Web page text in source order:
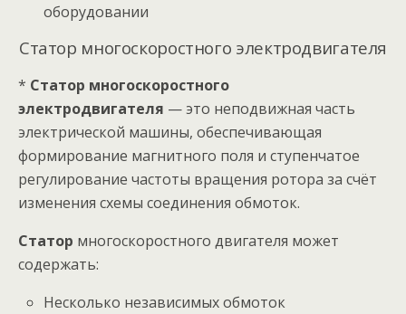
оборудовании
Статор многоскоростного электродвигателя
* Статор многоскоростного
электродвигателя — это неподвижная часть
электрической машины, обеспечивающая
формирование магнитного поля и ступенчатое
регулирование частоты вращения ротора за счёт
изменения схемы соединения обмоток.
Статор многоскоростного двигателя может
содержать:
Несколько независимых обмоток